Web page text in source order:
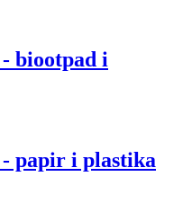
biootpad i
papir i plastika